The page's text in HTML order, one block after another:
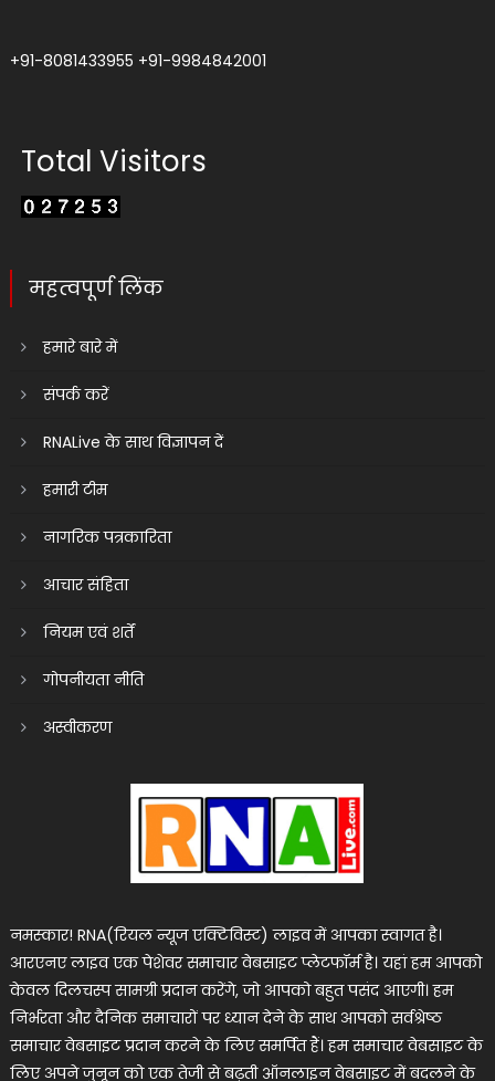
+91-8081433955 +91-9984842001
Total Visitors
महत्वपूर्ण लिंक
हमारे बारे में
संपर्क करें
RNALive के साथ विज्ञापन दें
हमारी टीम
नागरिक पत्रकारिता
आचार संहिता
नियम एवं शर्तें
गोपनीयता नीति
अस्वीकरण
नमस्कार! RNA(रियल न्यूज एक्टिविस्ट) लाइव में आपका स्वागत है।
आरएनए लाइव एक पेशेवर समाचार वेबसाइट प्लेटफॉर्म है। यहां हम आपको
केवल दिलचस्प सामग्री प्रदान करेंगे, जो आपको बहुत पसंद आएगी। हम
निर्भरता और दैनिक समाचारों पर ध्यान देने के साथ आपको सर्वश्रेष्ठ
समाचार वेबसाइट प्रदान करने के लिए समर्पित हैं। हम समाचार वेबसाइट के
लिए अपने जुनून को एक तेजी से बढ़ती ऑनलाइन वेबसाइट में बदलने के